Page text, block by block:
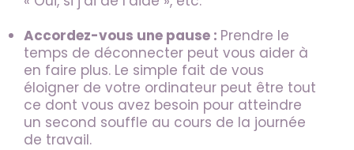
Accordez-vous une pause : Prendre le
temps de déconnecter peut vous aider à
en faire plus. Le simple fait de vous
éloigner de votre ordinateur peut être tout
ce dont vous avez besoin pour atteindre
un second souffle au cours de la journée
de travail.